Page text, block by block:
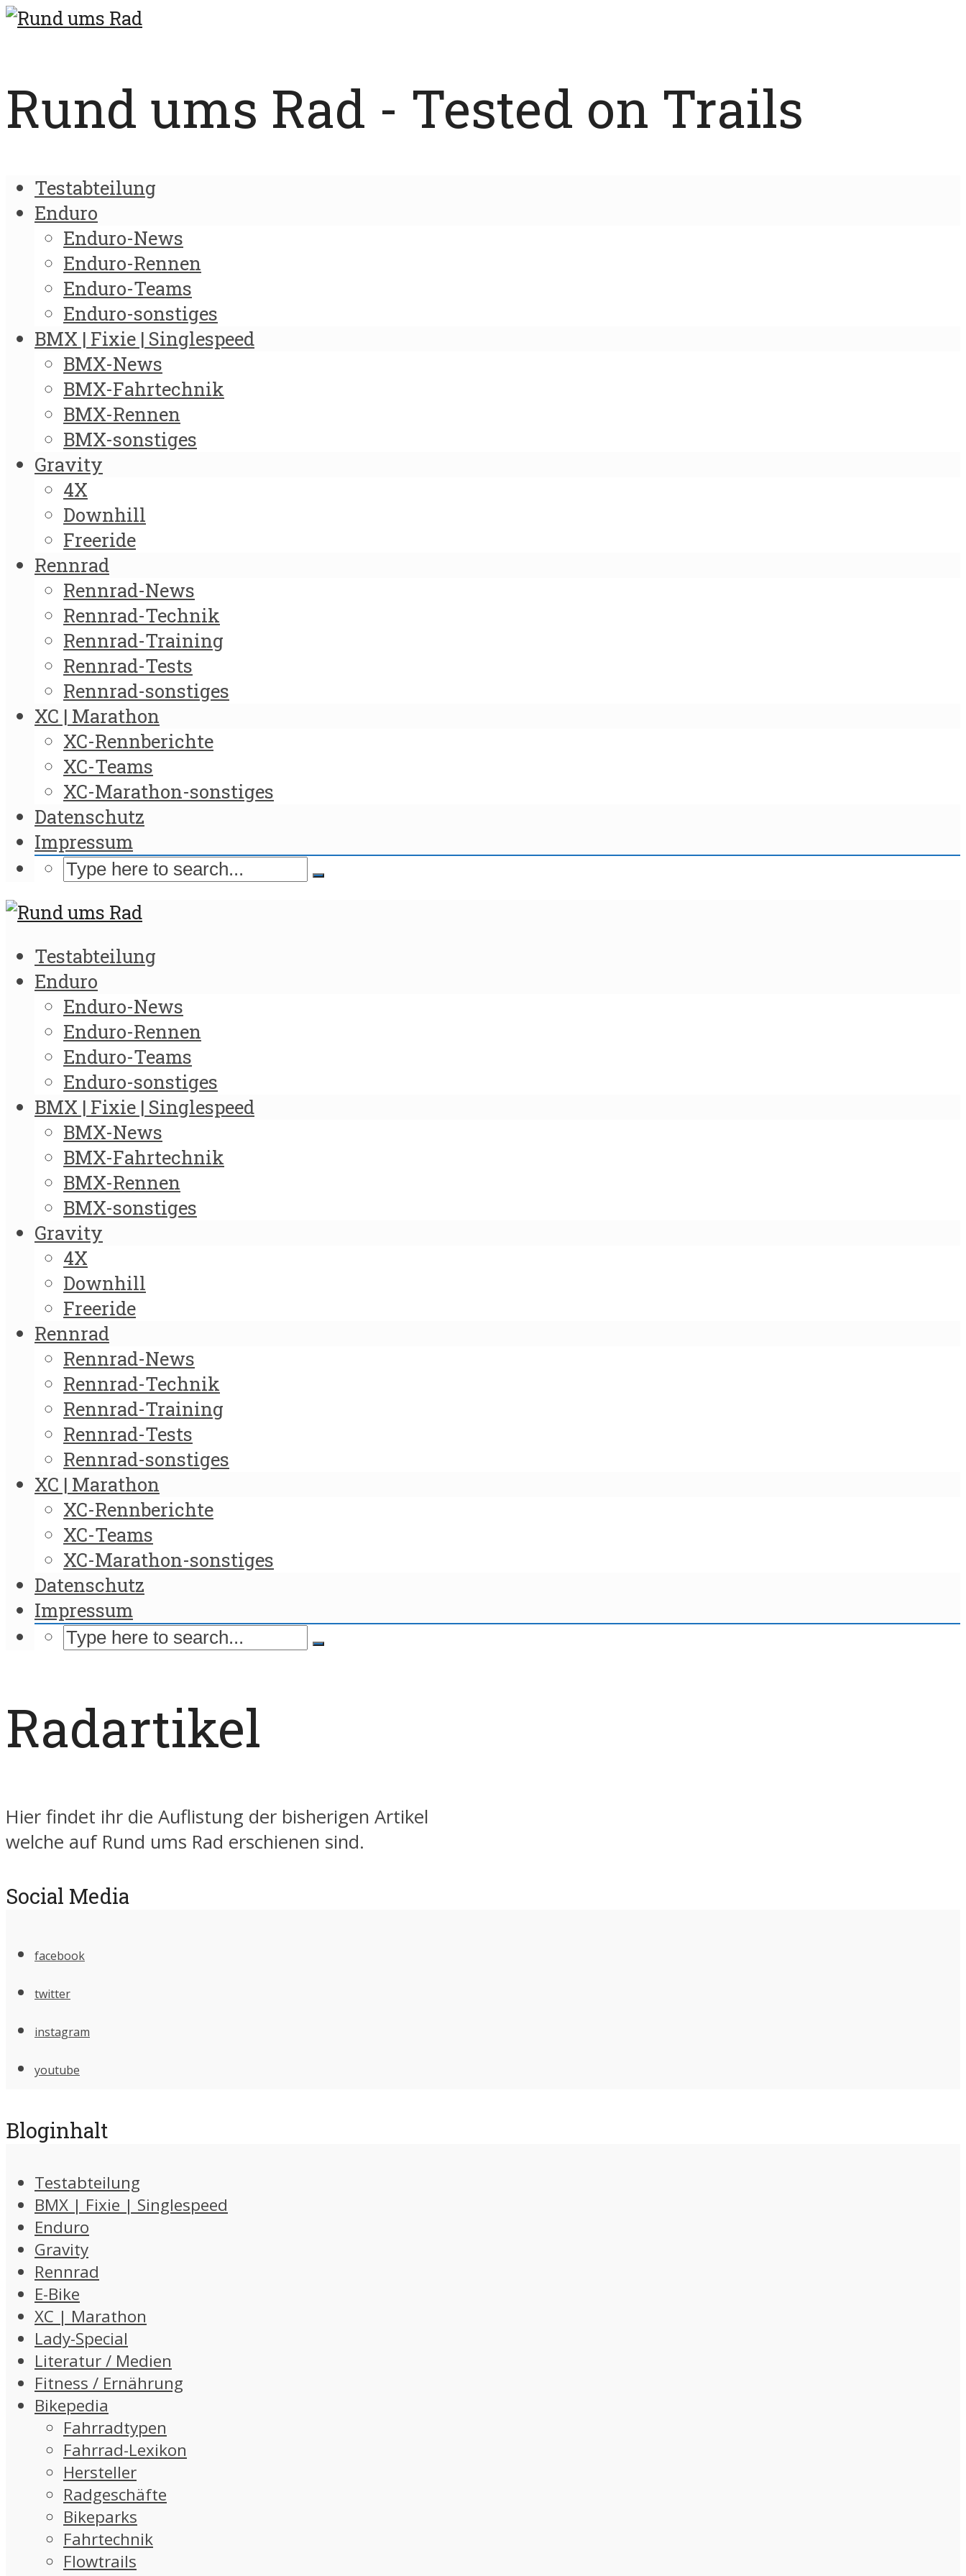
Rund ums Rad - Tested on Trails
Testabteilung
Enduro
Enduro-News
Enduro-Rennen
Enduro-Teams
Enduro-sonstiges
BMX | Fixie | Singlespeed
BMX-News
BMX-Fahrtechnik
BMX-Rennen
BMX-sonstiges
Gravity
4X
Downhill
Freeride
Rennrad
Rennrad-News
Rennrad-Technik
Rennrad-Training
Rennrad-Tests
Rennrad-sonstiges
XC | Marathon
XC-Rennberichte
XC-Teams
XC-Marathon-sonstiges
Datenschutz
Impressum
Testabteilung
Enduro
Enduro-News
Enduro-Rennen
Enduro-Teams
Enduro-sonstiges
BMX | Fixie | Singlespeed
BMX-News
BMX-Fahrtechnik
BMX-Rennen
BMX-sonstiges
Gravity
4X
Downhill
Freeride
Rennrad
Rennrad-News
Rennrad-Technik
Rennrad-Training
Rennrad-Tests
Rennrad-sonstiges
XC | Marathon
XC-Rennberichte
XC-Teams
XC-Marathon-sonstiges
Datenschutz
Impressum
Radartikel
Hier findet ihr die Auflistung der bisherigen Artikel
welche auf Rund ums Rad erschienen sind.
Social Media
facebook
twitter
instagram
youtube
Bloginhalt
Testabteilung
BMX | Fixie | Singlespeed
Enduro
Gravity
Rennrad
E-Bike
XC | Marathon
Lady-Special
Literatur / Medien
Fitness / Ernährung
Bikepedia
Fahrradtypen
Fahrrad-Lexikon
Hersteller
Radgeschäfte
Bikeparks
Fahrtechnik
Flowtrails